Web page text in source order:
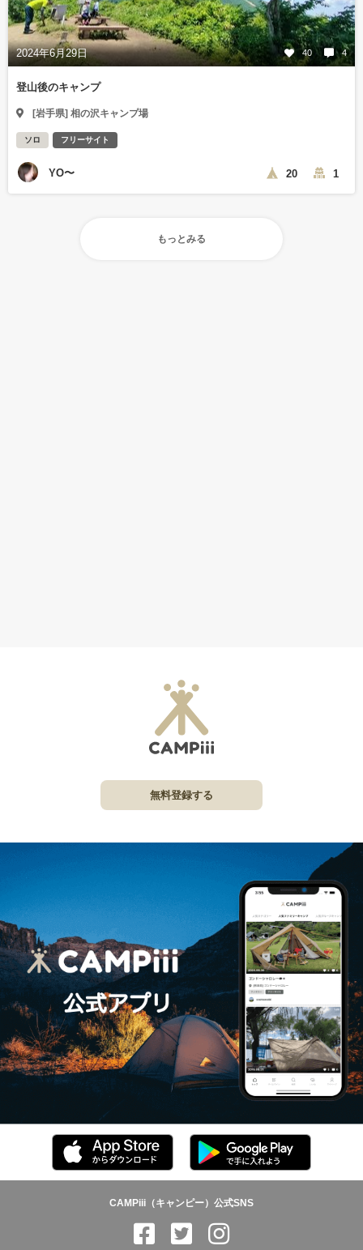
2024年6月29日 40 4
登山後のキャンプ
[岩手県] 相の沢キャンプ場
ソロ フリーサイト
YO〜 20 1
もっとみる
無料登録する
CAMPiii（キャンピー）公式SNS